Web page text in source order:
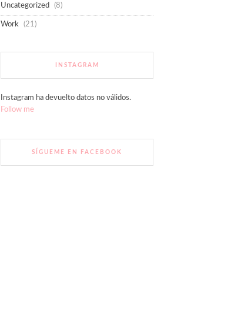
Uncategorized (8)
Work (21)
INSTAGRAM
Instagram ha devuelto datos no válidos.
Follow me
SÍGUEME EN FACEBOOK